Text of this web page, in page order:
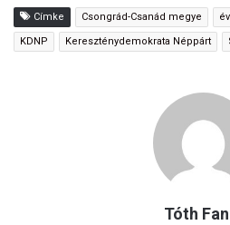
Címke Csongrád-Csanád megye
KDNP Kereszténydemokrata Néppárt
Tóth